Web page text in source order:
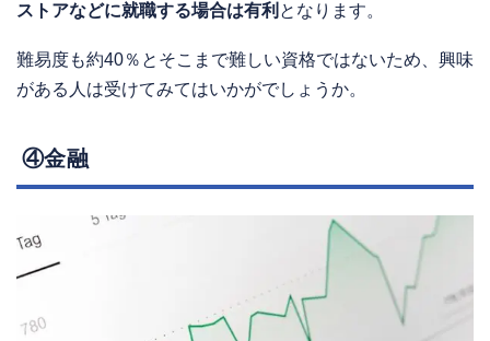
ストアなどに就職する場合は有利 となります。
難易度も約40％とそこまで難しい資格ではないため、興味
がある人は受けてみてはいかがでしょうか。
④金融